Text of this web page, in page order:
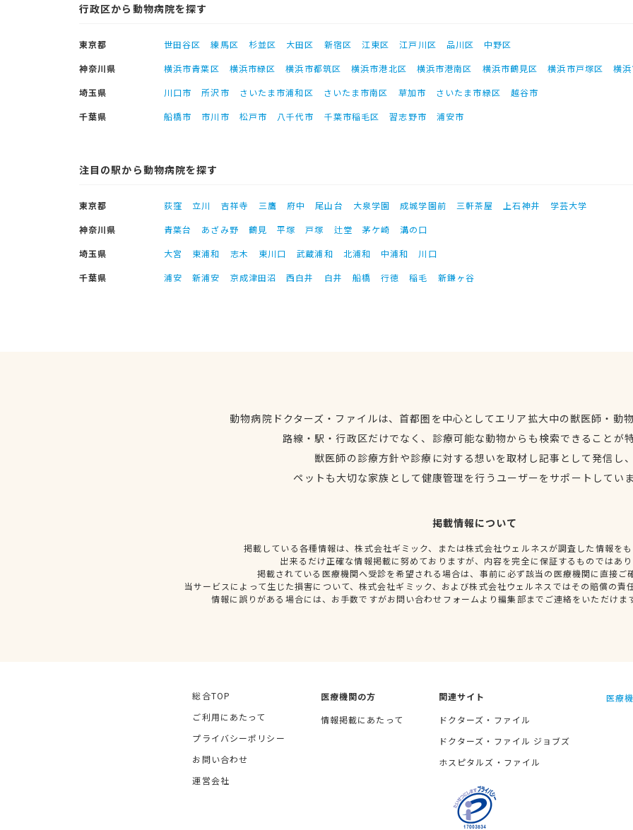
行政区から動物病院を探す
東京都 世田谷区 練馬区 杉並区 大田区 新宿区 江東区 江戸川区 品川区
中野区
神奈川県
横浜市青葉区 横浜市緑区 横浜市都筑区 横浜市港北区 横浜市港南区 横浜市鶴見区 横浜市戸塚区
横
埼玉県
川口市 所沢市 さいたま市浦和区 さいたま市南区 草加市 さいたま市緑区
越谷市
千葉県
船橋市 市川市 松戸市 八千代市 千葉市稲毛区 習志野市 浦安市
注目の駅から動物病院を探す
東京都 荻窪 立川 吉祥寺 三鷹 府中 尾山台 大泉学園 成城学園前 三軒茶屋 上石神井
学芸大学
神奈川県
青葉台 あざみ野 鶴見 平塚 戸塚 辻堂 茅ケ崎
溝の口
埼玉県
大宮 東浦和 志木 東川口 武蔵浦和 北浦和 中浦和
川口
千葉県
浦安 新浦安 京成津田沼 西白井 白井 船橋 行徳 稲毛 新鎌ヶ谷
動物病院ドクターズ・ファイルは、首都圏を中心としてエリア拡大中の獣医師・動
路線・駅・行政区だけでなく、診療可能な動物からも検索できることが
獣医師の診療方針や診療に対する想いを取材し記事として発信し
ペットも大切な家族として健康管理を行うユーザーをサポートしてい
掲載情報について
掲載している各種情報は、株式会社ギミック、または株式会社ウェルネスが調査した情報を
出来るだけ正確な情報掲載に努めておりますが、内容を完全に保証するものではあ
掲載されている医療機関へ受診を希望される場合は、事前に必ず該当の医療機関に直接ご
当サービスによって生じた損害について、株式会社ギミック、および株式会社ウェルネスではその賠償の責
情報に誤りがある場合には、お手数ですがお問い合わせフォームより編集部までご連絡をいただけま
総合TOP
ご利用にあたって
プライバシーポリシー
お問い合わせ
運営会社
医療機関の方
情報掲載にあたって
関連サイト
ドクターズ・ファイル
ドクターズ・ファイル ジョブズ
ホスピタルズ・ファイル
医療